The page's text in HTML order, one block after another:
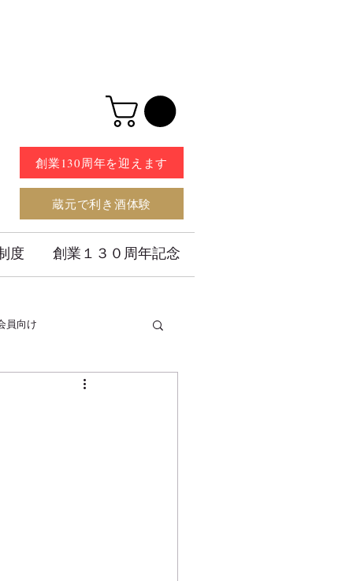
創業130周年を迎えます
蔵元で利き酒体験
度 創業１３０周年記念
員向け